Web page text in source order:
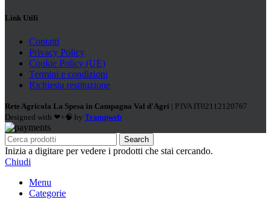
Link Utili
Contatti
Privacy Policy
Cookie Policy (UE)
Termini e condizioni
Richiesta restituzione
Rete Agricola La Spesa in Campagna Val d'Agri | P.IVA IT02112120767
Designed with ❤+🧠 by Trampweb
Search
Inizia a digitare per vedere i prodotti che stai cercando.
Chiudi
Menu
Categorie